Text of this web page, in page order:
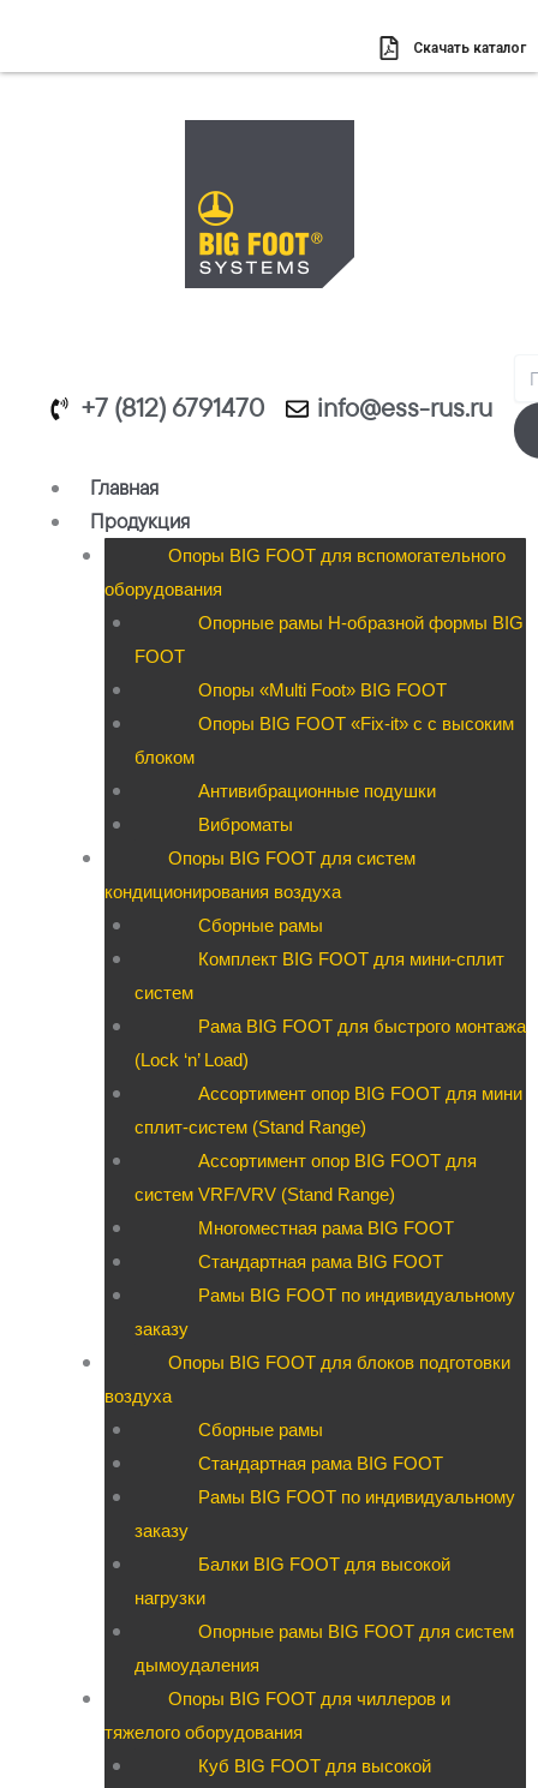
содержимому
Скачать каталог
+7 (812) 6791470 info@ess-rus.ru
Главная
Продукция
Опоры BIG FOOT для вспомогательного
оборудования
Опорные рамы H-образной формы BIG
FOOT
Опоры «Multi Foot» BIG FOOT
Опоры BIG FOOT «Fix-it» c с высоким
блоком
Антивибрационные подушки
Виброматы
Опоры BIG FOOT для систем
кондиционирования воздуха
Сборные рамы
Комплект BIG FOOT для мини-сплит
систем
Рама BIG FOOT для быстрого монтажа
(Lock ‘n’ Load)
Ассортимент опор BIG FOOT для мини
сплит-систем (Stand Range)
Ассортимент опор BIG FOOT для
систем VRF/VRV (Stand Range)
Многоместная рама BIG FOOT
Стандартная рама BIG FOOT
Рамы BIG FOOT по индивидуальному
заказу
Опоры BIG FOOT для блоков подготовки
воздуха
Сборные рамы
Стандартная рама BIG FOOT
Рамы BIG FOOT по индивидуальному
заказу
Балки BIG FOOT для высокой
нагрузки
Опорные рамы BIG FOOT для систем
дымоудаления
Опоры BIG FOOT для чиллеров и
тяжелого оборудования
Куб BIG FOOT для высокой